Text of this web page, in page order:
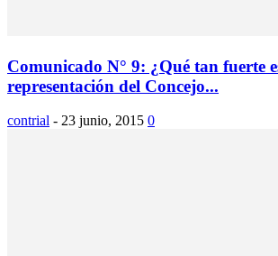
Comunicado N° 9: ¿Qué tan fuerte
representación del Concejo...
contrial - 23 junio, 2015 0